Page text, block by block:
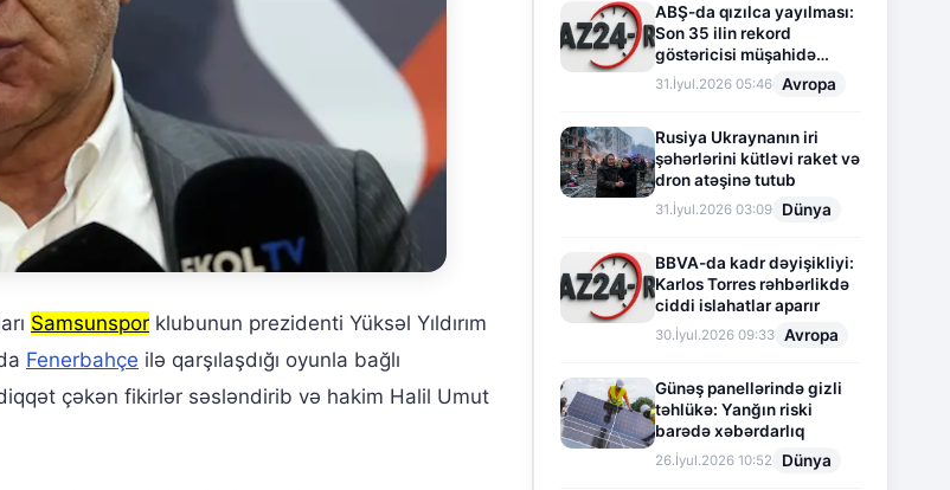
Samsunspor klubunun prezidenti Yüksəl Yıldırım
Fenerbahçe ilə qarşılaşdığı oyunla bağlı
çəkən fikirlər səsləndirib və hakim Halil Umut
ABŞ-da qızılca yayılması:
Son 35 ilin rekord
göstəricisi müşahidə
olunur
31.İyul.2026 05:46 Avropa
Rusiya Ukraynanın iri
şəhərlərini kütləvi raket və
dron atəşinə tutub
31.İyul.2026 03:09 Dünya
BBVA-da kadr dəyişikliyi:
Karlos Torres rəhbərlikdə
ciddi islahatlar aparır
30.İyul.2026 09:33 Avropa
Günəş panellərində gizli
təhlükə: Yanğın riski
barədə xəbərdarlıq
26.İyul.2026 10:52 Dünya